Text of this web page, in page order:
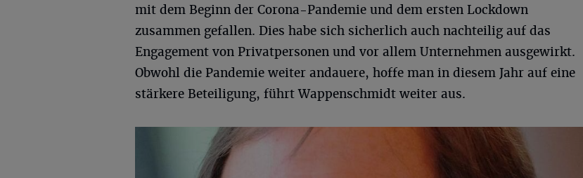
mit dem Beginn der Corona-Pandemie und dem ersten Lockdown
zusammen gefallen. Dies habe sich sicherlich auch nachteilig auf das
Engagement von Privatpersonen und vor allem Unternehmen ausgewirkt.
Obwohl die Pandemie weiter andauere, hoffe man in diesem Jahr auf eine
stärkere Beteiligung, führt Wappenschmidt weiter aus.